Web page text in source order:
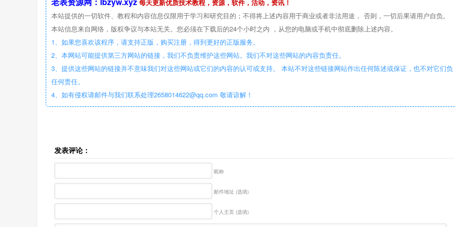
每天更新优质技术教程，资源，软件，活动，资讯！
本站提供的一切软件、教程和内容信息仅限用于学习和研究目的；不得将上述内容用于商业或者非法用途， 否则，一切后果请用户自负。
本站信息来自网络，版权争议与本站无关。您必须在下载后的24个小时之内 ，从您的电脑或手机中彻底删除上述内容。
1、如果您喜欢该程序，请支持正版，购买注册，得到更好的正版服务。
2、本网站可能提供第三方网站的链接，我们不负责维护这些网站。我们不对这些网站的内容负责任。
3、提供这些网站的链接并不意味我们对这些网站或它们的内容的认可或支持。 本站不对这些链接网站作出任何陈述或保证，也不对它们负
任何责任。
4、如有侵权请邮件与我们联系处理2658014622@qq.com 敬请谅解！
发表评论：
昵称
邮件地址 (选填)
个人主页 (选填)